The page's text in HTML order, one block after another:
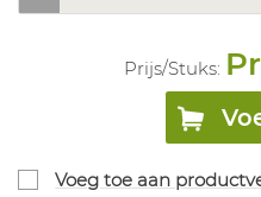
Prijs/Stuks:
Voeg toe aan